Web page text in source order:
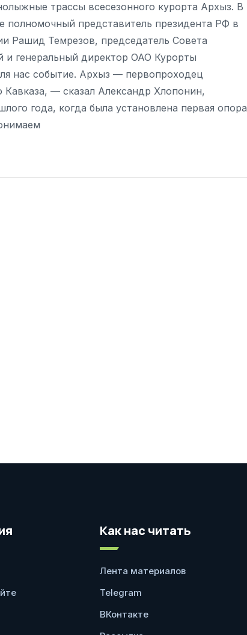
трассы всесезонного курорта Архыз. В
полномочный представитель президента РФ в
Рашид Темрезов, председатель Совета
генеральный директор ОАО Курорты
нас событие. Архыз — первопроходец
Кавказа, — сказал Александр Хлопонин,
года, когда была установлена первая опора
Как нас читать
Лента материалов
Telegram
ВКонтакте